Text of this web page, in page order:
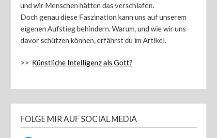
und wir Menschen hätten das verschlafen.
Doch genau diese Faszination kann uns auf unserem
eigenen Aufstieg behindern. Warum, und wie wir uns
davor schützen können, erfährst du im Artikel.
>> Künstliche Intelligenz als Gott?
FOLGE MIR AUF SOCIAL MEDIA